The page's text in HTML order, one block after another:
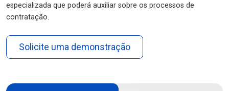
especializada que poderá auxiliar sobre os processos de
contratação.
Solicite uma demonstração